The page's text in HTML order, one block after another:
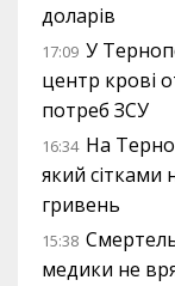
доларів
17:09 У
центр крові
потреб ЗСУ
16:34 На
який сітками
гривень
15:38
медики не